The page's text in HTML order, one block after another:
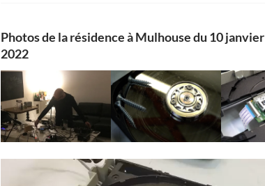
Photos de la résidence à Mulhouse du 10
2022